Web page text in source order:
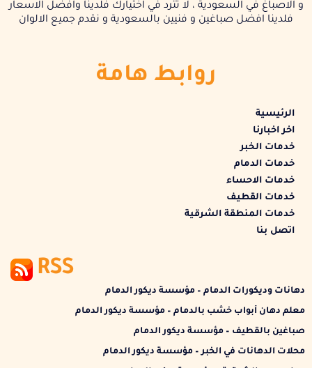
و الاصباغ في السعودية ، لا تترد في اختيارك فلدينا وافضل الاسعار
فلدينا افضل صباغين و فنيين بالسعودية و نقدم جميع الالوان
روابط هامة
الرئيسية
اخر اخبارنا
خدمات الخبر
خدمات الدمام
خدمات الاحساء
خدمات القطيف
خدمات المنطقة الشرقية
اتصل بنا
RSS
دهانات وديكورات الدمام – مؤسسة ديكور الدمام
معلم دهان أبواب خشب بالدمام – مؤسسة ديكور الدمام
صباغين بالقطيف – مؤسسة ديكور الدمام
محلات الدهانات في الخبر – مؤسسة ديكور الدمام